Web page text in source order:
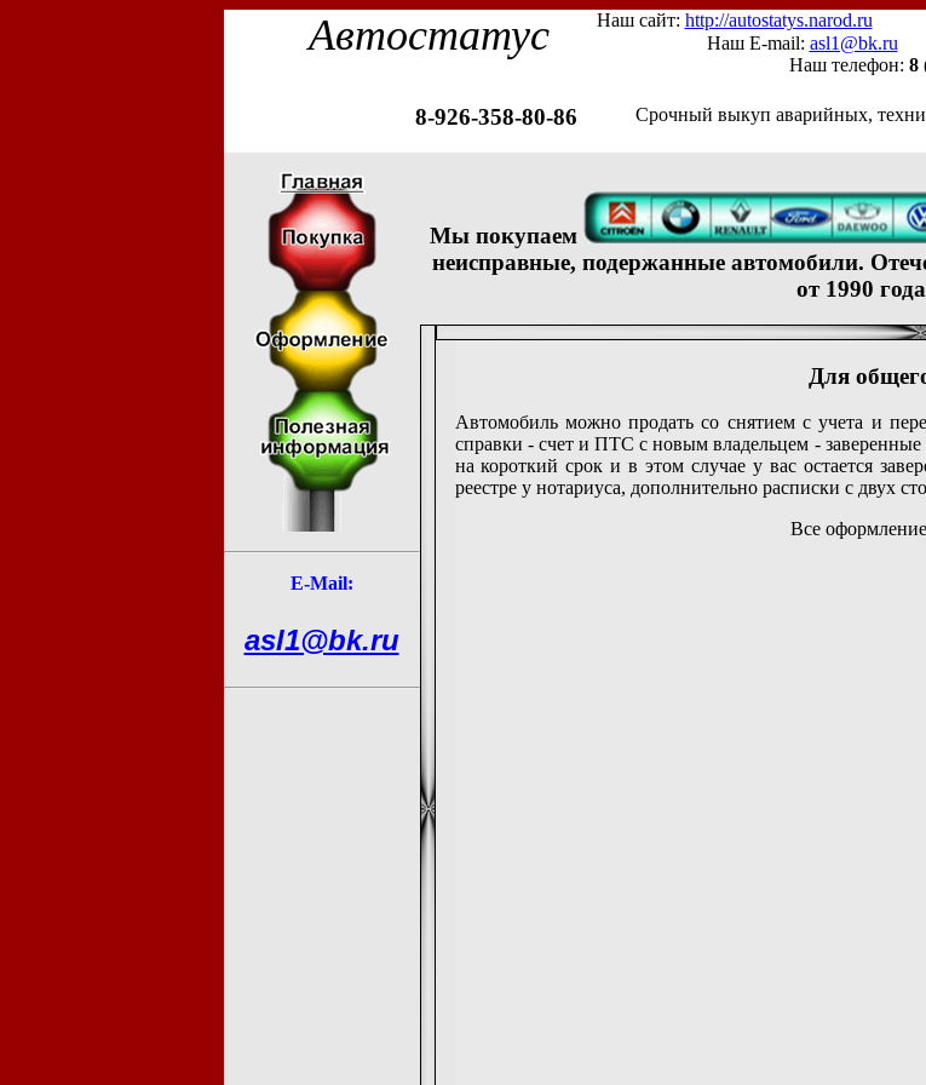
Автостатус Наш сайт: http://autostatys.narod.ru
Наш E-mail: asl1@bk.ru
Наш телефон: 8
Срочный выкуп аварийных,
8-926-358-80-86
Е-Mail:
asl1@bk.ru
Мы покупаем
неисправные, подержанные автомобили.
от 1990
Для
Автомобиль можно продать со снятием с учета и
справки - счет и ПТС с новым владельцем -
на короткий срок и в этом случае у вас остается
реестре у нотариуса, дополнительно расписки с двух
Все